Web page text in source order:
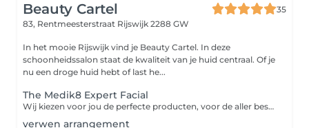
Beauty Cartel
35
83, Rentmeesterstraat Rijswijk 2288 GW
In het mooie Rijswijk vind je Beauty Cartel. In deze
schoonheidssalon staat de kwaliteit van je huid centraal. Of je
nu een droge huid hebt of last he...
The Medik8 Expert Facial
Wij kiezen voor jou de perfecte producten, voor de aller beste behandeling
verwen arrangement